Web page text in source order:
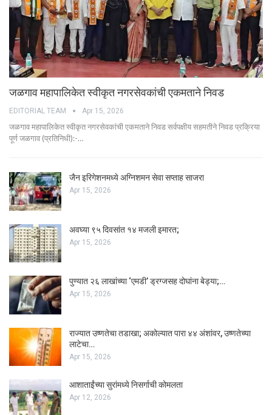
जळगाव महापालिकेत स्वीकृत नगरसेवकांची एकमताने निवड
EDITORIAL TEAM Apr 15, 2026
जळगाव महापालिकेत स्वीकृत नगरसेवकांची एकमताने निवड सर्वपक्षीय सहमतीने निवड प्रक्रिया
पूर्ण जळगाव (प्रतिनिधी):-…
जैन इरिगेशनमध्ये अग्निशमन सेवा सप्ताह साजरा
Apr 15, 2026
अवघ्या ९५ दिवसांत १४ मजली इमारत;
Apr 15, 2026
पुण्यात २६ लाखांच्या ‘एमडी’ ड्रग्जसह दोघांना बेड्या;…
Apr 15, 2026
राज्यात उष्णतेचा तडाखा; अकोल्यात पारा ४४ अंशांवर, उष्णतेच्या
लाटेचा…
Apr 15, 2026
आशाताईंच्या सुरांमध्ये निसर्गाची कोमलता
Apr 12, 2026